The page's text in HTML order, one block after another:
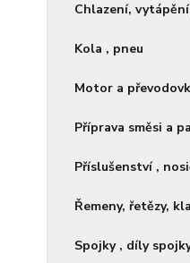
Chlazení,
Kola , pneu
Motor a
Příprava směsi a
Příslušenství ,
Řemeny, řetězy,
Spojky , díly